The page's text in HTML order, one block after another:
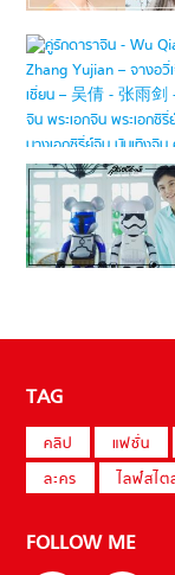
TAG
คลิป แฟชั่น
ละคร
ไลฟ์สไต
FOLLOW ME